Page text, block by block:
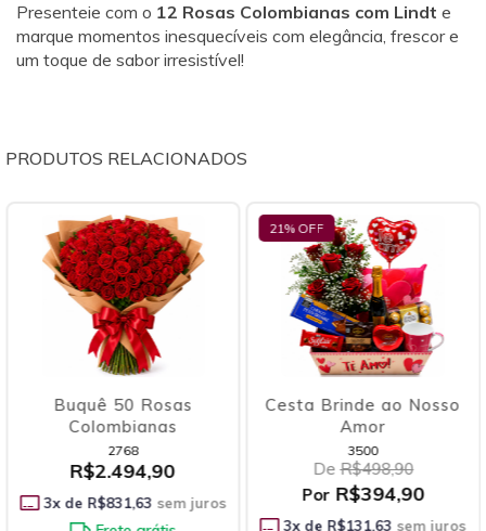
Presenteie com o 12 Rosas Colombianas com Lindt e
marque momentos inesquecíveis com elegância, frescor e
um toque de sabor irresistível!
PRODUTOS RELACIONADOS
Rosas
sem juros
21% OFF
Cesta Brinde ao Nosso
Por
R$394,90
3 R$131,63 sem juros
25% OFF
Buquê
3x de